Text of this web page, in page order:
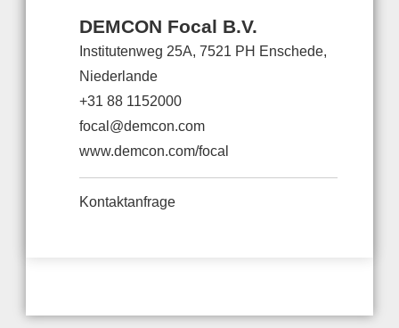
DEMCON Focal B.V.
Institutenweg 25A, 7521 PH Enschede,
Niederlande
+31 88 1152000
focal@demcon.com
www.demcon.com/focal
Kontaktanfrage